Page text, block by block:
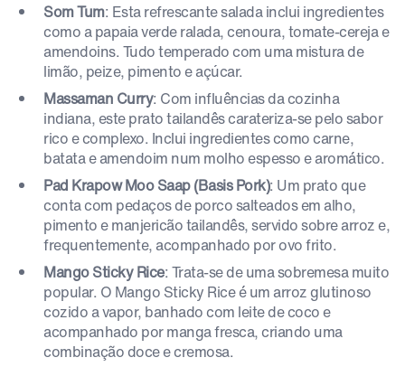
Som Tum: Esta refrescante salada inclui ingredientes
como a papaia verde ralada, cenoura, tomate-cereja e
amendoins. Tudo temperado com uma mistura de
limão, peize, pimento e açúcar.
Massaman Curry: Com influências da cozinha
indiana, este prato tailandês carateriza-se pelo sabor
rico e complexo. Inclui ingredientes como carne,
batata e amendoim num molho espesso e aromático.
Pad Krapow Moo Saap (Basis Pork): Um prato que
conta com pedaços de porco salteados em alho,
pimento e manjericão tailandês, servido sobre arroz e,
frequentemente, acompanhado por ovo frito.
Mango Sticky Rice: Trata-se de uma sobremesa muito
popular. O Mango Sticky Rice é um arroz glutinoso
cozido a vapor, banhado com leite de coco e
acompanhado por manga fresca, criando uma
combinação doce e cremosa.